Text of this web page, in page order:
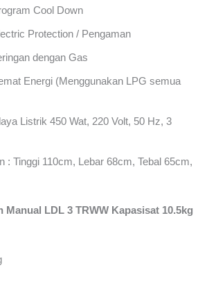
Cool Down
Protection / Pengaman
dengan Gas
Energi (Menggunakan LPG semua
Listrik 450 Wat, 220 Volt, 50 Hz, 3
: Tinggi 110cm, Lebar 68cm, Tebal 65cm,
Manual LDL 3 TRWW Kapasisat 10.5kg